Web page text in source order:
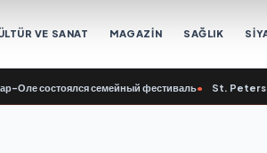
VE SANAT MAGAZİN SAĞLIK
семейный фестиваль• St.